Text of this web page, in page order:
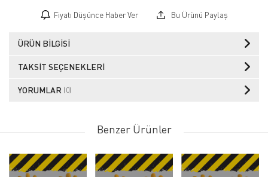
Fiyatı Düşünce Haber Ver Bu Ürünü Paylaş
ÜRÜN BILGISI
TAKSIT SEÇENEKLERI
YORUMLAR (0)
Benzer Ürünler